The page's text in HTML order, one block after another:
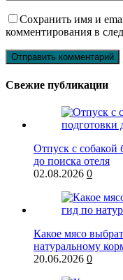
Сохранить имя и
комментирования в
Свежие публикации
Отпуск с собакой
до поиска отеля
02.08.2026 0
Какое мясо
натуральному
20.06.2026 0